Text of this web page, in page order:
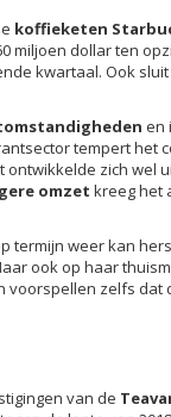
koffieketen
miljoen dollar ten
kwartaal. Ook
en
tempert het
zich wel
omzet kreeg het
weer kan
ook op haar
zelfs dat
van de